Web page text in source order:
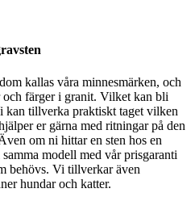
kallas våra minnesmärken, och
färger i granit. Vilket kan bli
kan tillverka praktiskt taget vilken
er gärna med ritningar på den
om ni hittar en sten hos en
modell med vår prisgaranti
behövs. Vi tillverkar även
hundar och katter.